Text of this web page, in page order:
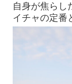
自身が焦らしたりしま
イチャの定番
てるのにだめ